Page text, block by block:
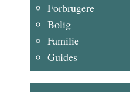
Forbrugere
Bolig
Familie
Guides